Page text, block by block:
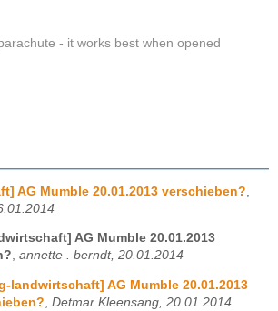
- it works best when opened
AG Mumble 20.01.2013 verschieben?
AG Mumble 20.01.2013
, annette . berndt, 20.01.2014
landwirtschaft] AG Mumble 20.01.2013
Detmar Kleensang, 20.01.2014